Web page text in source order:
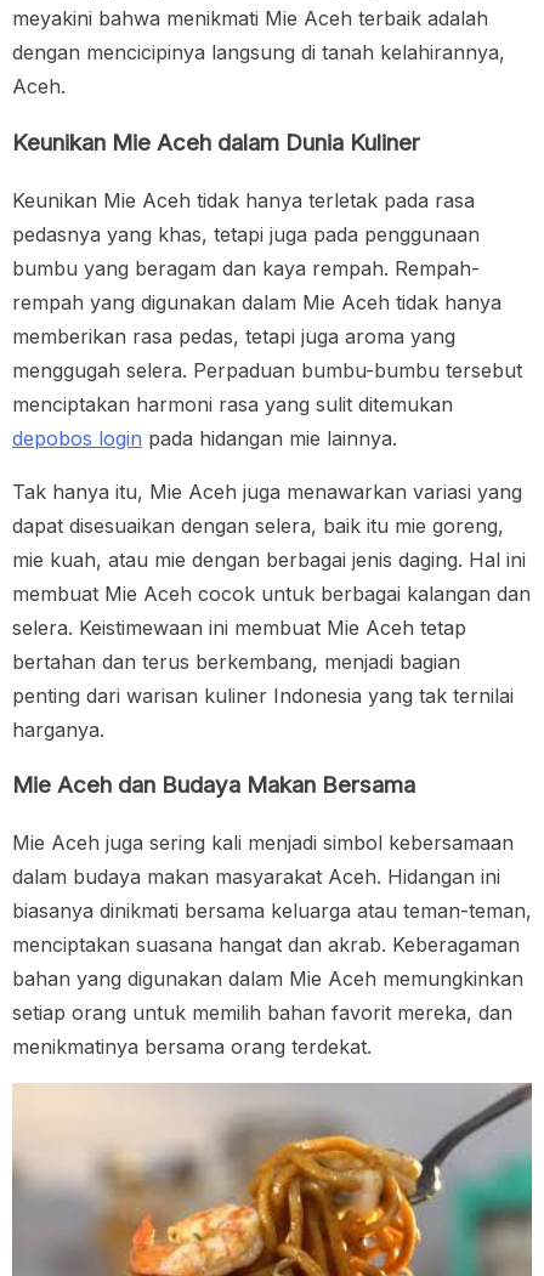
meyakini bahwa menikmati Mie Aceh terbaik adalah
dengan mencicipinya langsung di tanah kelahirannya,
Aceh.
Keunikan Mie Aceh dalam Dunia Kuliner
Keunikan Mie Aceh tidak hanya terletak pada rasa
pedasnya yang khas, tetapi juga pada penggunaan
bumbu yang beragam dan kaya rempah. Rempah-
rempah yang digunakan dalam Mie Aceh tidak hanya
memberikan rasa pedas, tetapi juga aroma yang
menggugah selera. Perpaduan bumbu-bumbu tersebut
menciptakan harmoni rasa yang sulit ditemukan
depobos login pada hidangan mie lainnya.
Tak hanya itu, Mie Aceh juga menawarkan variasi yang
dapat disesuaikan dengan selera, baik itu mie goreng,
mie kuah, atau mie dengan berbagai jenis daging. Hal ini
membuat Mie Aceh cocok untuk berbagai kalangan dan
selera. Keistimewaan ini membuat Mie Aceh tetap
bertahan dan terus berkembang, menjadi bagian
penting dari warisan kuliner Indonesia yang tak ternilai
harganya.
Mie Aceh dan Budaya Makan Bersama
Mie Aceh juga sering kali menjadi simbol kebersamaan
dalam budaya makan masyarakat Aceh. Hidangan ini
biasanya dinikmati bersama keluarga atau teman-teman,
menciptakan suasana hangat dan akrab. Keberagaman
bahan yang digunakan dalam Mie Aceh memungkinkan
setiap orang untuk memilih bahan favorit mereka, dan
menikmatinya bersama orang terdekat.